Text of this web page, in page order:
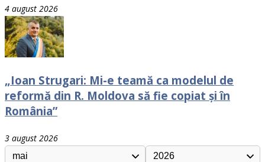
4 august 2026
„Ioan Strugari: Mi-e teamă ca modelul de
reformă din R. Moldova să fie copiat și în
România”
3 august 2026